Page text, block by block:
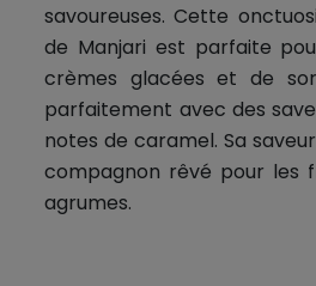
savoureuses. Cette
de Manjari est parfaite
crèmes glacées et de
parfaitement avec des
notes de caramel. Sa
compagnon rêvé pour les
agrumes.